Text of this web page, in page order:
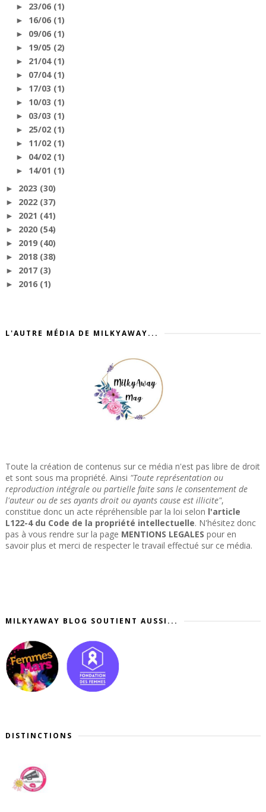
► 23/06 (1)
► 16/06 (1)
► 09/06 (1)
► 19/05 (2)
► 21/04 (1)
► 07/04 (1)
► 17/03 (1)
► 10/03 (1)
► 03/03 (1)
► 25/02 (1)
► 11/02 (1)
► 04/02 (1)
► 14/01 (1)
► 2023 (30)
► 2022 (37)
► 2021 (41)
► 2020 (54)
► 2019 (40)
► 2018 (38)
► 2017 (3)
► 2016 (1)
L'AUTRE MÉDIA DE MILKYAWAY...
Toute la création de contenus sur ce média n'est pas libre de droit
et sont sous ma propriété. Ainsi "Toute représentation ou
reproduction intégrale ou partielle faite sans le consentement de
l'auteur ou de ses ayants droit ou ayants cause est illicite",
constitue donc un acte répréhensible par la loi selon l'article
L122-4 du Code de la propriété intellectuelle. N'hésitez donc
pas à vous rendre sur la page MENTIONS LEGALES pour en
savoir plus et merci de respecter le travail effectué sur ce média.
MILKYAWAY BLOG SOUTIENT AUSSI...
DISTINCTIONS